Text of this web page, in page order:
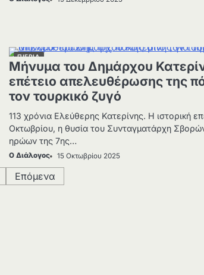
ΠΙΕΡΙΑ
Μήνυμα του Δημάρχου
επέτειο απελευθέρωσης της
τον τουρκικό ζυγό
113 χρόνια Ελεύθερης Κατερίνης. Η ιστορική
Οκτωβρίου, η θυσία του Συνταγματάρχη
ηρώων της 7ης…
Ο Διάλογος 15 Οκτωβρίου 2025
Επόμενα